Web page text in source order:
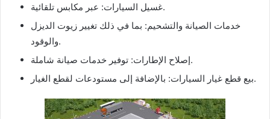
غسيل السيارات: عبر مكابس تلقائية.
خدمات الصيانة والتشحيم: بما في ذلك تغيير زيوت الديزل
والوقود.
إصلاح الإطارات: توفير خدمات صيانة شاملة.
بيع قطع غيار السيارات: بالإضافة إلى مستودعات لقطع الغيار.